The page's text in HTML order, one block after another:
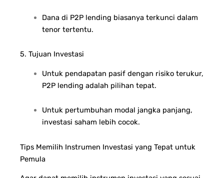
Dana di P2P lending biasanya terkunci dalam
tenor tertentu.
5. Tujuan Investasi
Untuk pendapatan pasif dengan risiko terukur,
P2P lending adalah pilihan tepat.
Untuk pertumbuhan modal jangka panjang,
investasi saham lebih cocok.
Tips Memilih Instrumen Investasi yang Tepat untuk
Pemula